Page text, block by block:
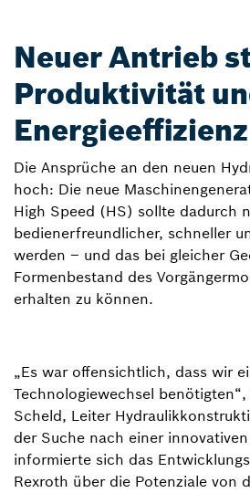
Neuer Antrieb
Produktivität
Energieeffizienz
Die Ansprüche an den neuen
hoch: Die neue
High Speed (HS) sollte dadurch
bedienerfreundlicher, schneller
werden – und das bei gleicher
Formenbestand des
erhalten zu können.
„Es war offensichtlich, dass wir
Technologiewechsel
Scheld, Leiter
der Suche nach einer
informierte sich das
Rexroth über die Potenziale von